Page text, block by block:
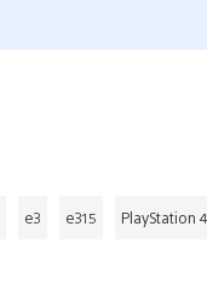
e3 e315 PlayStation 4